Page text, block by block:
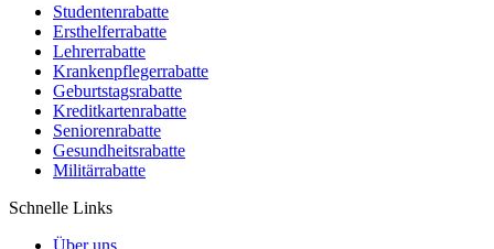
Studentenrabatte
Ersthelferrabatte
Lehrerrabatte
Krankenpflegerrabatte
Geburtstagsrabatte
Kreditkartenrabatte
Seniorenrabatte
Gesundheitsrabatte
Militärrabatte
Schnelle Links
Über uns